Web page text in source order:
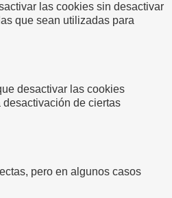
las cookies sin desactivar
que sean utilizadas para
desactivar las cookies
de ciertas
pero en algunos casos